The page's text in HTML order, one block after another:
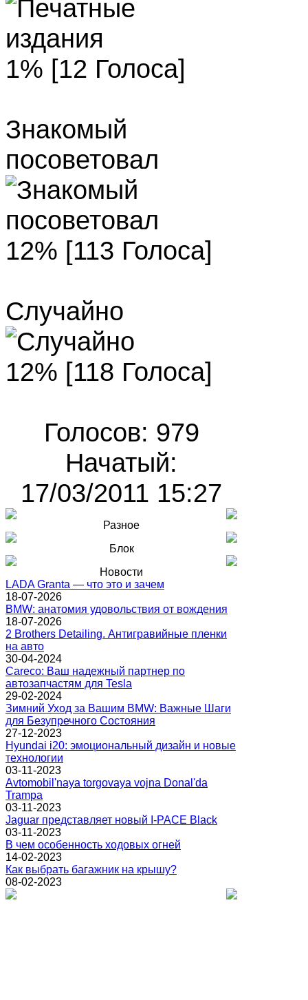
1% [12 Голоса]
Знакомый
посоветовал
12% [113 Голоса]
Случайно
12% [118 Голоса]
Голосов: 979
Начатый:
17/03/2011 15:27
Разное
Блок
Новости
LADA Granta — что это и зачем
18-07-2026
BMW: анатомия удовольствия от вождения
18-07-2026
2 Brothers Detailing. Антигравийные пленки
на авто
30-04-2024
Careco: Ваш надежный партнер по
автозапчастям для Tesla
29-02-2024
Зимний Уход за Вашим BMW: Важные Шаги
для Безупречного Состояния
27-12-2023
Hyundai i20: эмоциональный дизайн и новые
технологии
03-11-2023
Avtomobil'naya torgovaya vojna Donal'da
Trampa
03-11-2023
Jaguar представляет новый I-PACE Black
03-11-2023
В чем особенность ходовых огней
14-02-2023
Как выбрать багажник на крышу?
08-02-2023